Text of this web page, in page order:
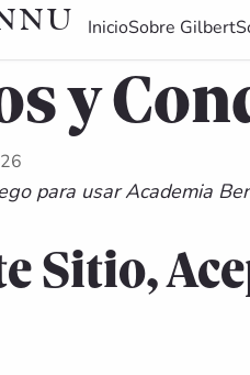
InicioSobre Gilbert
y
para usar Academia
Sitio,